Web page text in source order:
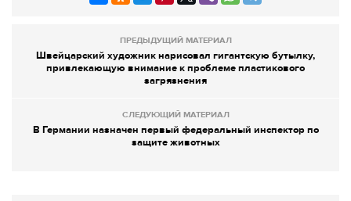
ПРЕДЫДУЩИЙ МАТЕРИАЛ
Швейцарский художник нарисовал гигантскую бутылку,
привлекающую внимание к проблеме пластикового
загрязнения
СЛЕДУЮЩИЙ МАТЕРИАЛ
В Германии назначен первый федеральный инспектор по
защите животных